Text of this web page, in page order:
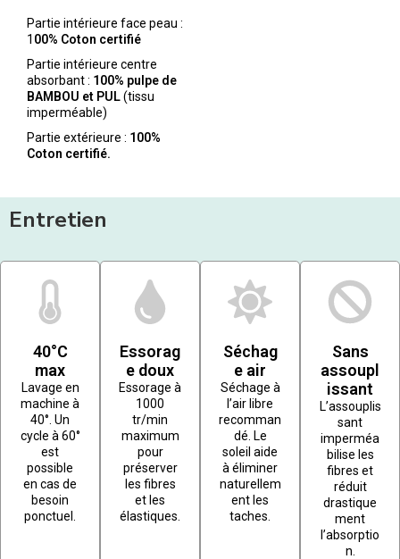
Partie intérieure face peau :
1 00% Coton certifié
Partie intérieure centre
absorbant : 100% pulpe de
BAMBOU et PUL(tissu
imperméable)
Partie extérieure : 100%
Coton certifié.
Entretien
40°C
max
Lavage en
machine à
40°. Un
cycle à 60°
est
possible
en cas de
besoin
ponctuel.
Essorag
e doux
Essorage à
1000
tr/min
maximum
pour
préserver
les fibres
et les
élastiques.
Séchag
e air
Séchage à
l’air libre
recomman
dé. Le
soleil aide
à éliminer
naturellem
ent les
taches.
Sans
assoupl
issant
L’assouplis
sant
imperméa
bilise les
fibres et
réduit
drastique
ment
l’absorptio
n.